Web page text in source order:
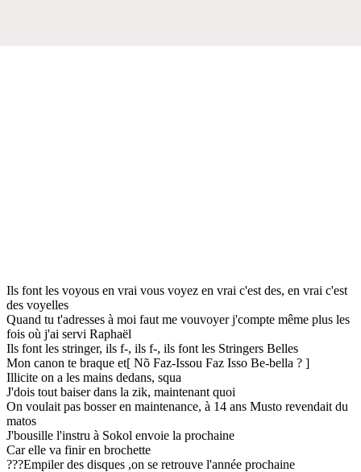
Ils font les voyous en vrai vous voyez en vrai c'est des, en vrai c'est
des voyelles
Quand tu t'adresses à moi faut me vouvoyer j'compte même plus les
fois où j'ai servi Raphaël
Ils font les stringer, ils f-, ils f-, ils font les Stringers Belles
Mon canon te braque et[ Nõ Faz-Issou Faz Isso Be-bella ? ]
Illicite on a les mains dedans, squa
J'dois tout baiser dans la zik, maintenant quoi
On voulait pas bosser en maintenance, à 14 ans Musto revendait du
matos
J'bousille l'instru à Sokol envoie la prochaine
Car elle va finir en brochette
???Empiler des disques ,on se retrouve l'année prochaine